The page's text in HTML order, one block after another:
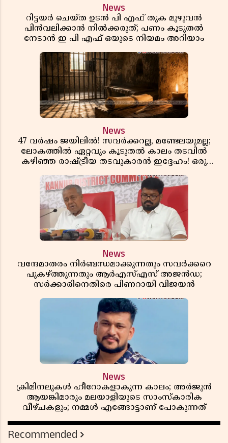
News
റിട്ടയർ ചെയ്ത ഉടൻ പി എഫ് തുക മുഴുവൻ
പിൻവലിക്കാൻ നിൽക്കരുത്; പണം കൂടുതൽ
നേടാൻ ഇ പി എഫ് ഒയുടെ നിയമം അറിയാം
News
47 വർഷം ജയിലിൽ! സവർക്കറല്ല, മണ്ടേലയുമല്ല;
ലോകത്തിൽ ഏറ്റവും കൂടുതൽ കാലം തടവിൽ
കഴിഞ്ഞ രാഷ്ട്രീയ തടവുകാരൻ ഇദ്ദേഹം! ഒരു
News
വന്ദേമാതരം നിർബന്ധമാക്കുന്നതും സവർക്കറെ
പുകഴ്ത്തുന്നതും ആർഎസ്എസ് അജൻഡ;
സർക്കാരിനെതിരെ പിണറായി വിജയൻ
News
ക്രിമിനലുകൾ ഹീറോകളാകുന്ന കാലം; അർജുൻ
ആയങ്കിമാരും മലയാളിയുടെ സാംസ്കാരിക
വീഴ്ചകളും; നമ്മൾ എങ്ങോട്ടാണ് പോകുന്നത്
Recommended